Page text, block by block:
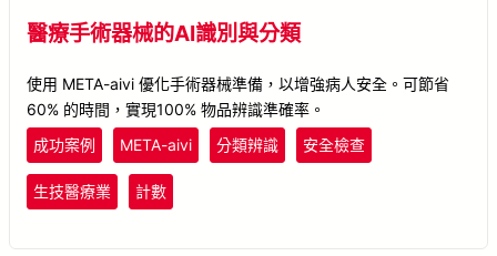
醫療手術器械的AI識別與分類
使用 META-aivi 優化手術器械準備，以增強病人安全。可節省
60% 的時間，實現100% 物品辨識準確率。
成功案例
META-aivi 分類辨識 安全檢查
生技醫療業 計數